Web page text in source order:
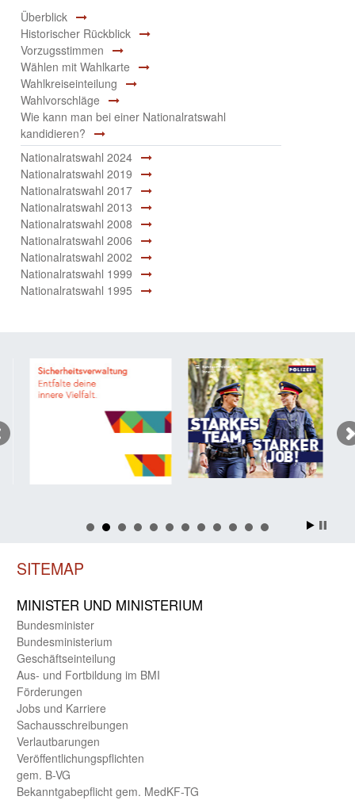
Überblick
Historischer Rückblick
Vorzugsstimmen
Wählen mit Wahlkarte
Wahlkreiseinteilung
Wahlvorschläge
Wie kann man bei einer Nationalratswahl
kandidieren?
Nationalratswahl 2024
Nationalratswahl 2019
Nationalratswahl 2017
Nationalratswahl 2013
Nationalratswahl 2008
Nationalratswahl 2006
Nationalratswahl 2002
Nationalratswahl 1999
Nationalratswahl 1995
SITEMAP
MINISTER UND MINIST­ERIUM
Bundes­minister
Bundes­ministerium
Geschäfts­einteilung
Aus- und Fortbildung im BMI
Förderungen
Jobs und Karriere
Sachaus­schreibungen
Verlautbarungen
Veröffentlichungspflichten
gem. B-VG
Bekanntgabepflicht gem. MedKF-TG